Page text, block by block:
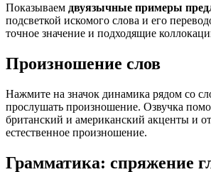
Показываем двуязычные примеры
подсветкой искомого слова и его
точное значение и подходящие
Произношение слов
Нажмите на значок динамика рядом со
прослушать произношение. Озвучка
британский и американский акценты и
естественное произношение.
Грамматика: спряжение